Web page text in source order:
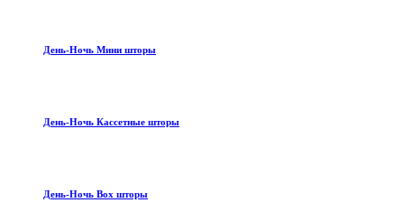
День-Ночь Мини шторы
День-Ночь Кассетные шторы
День-Ночь Box шторы